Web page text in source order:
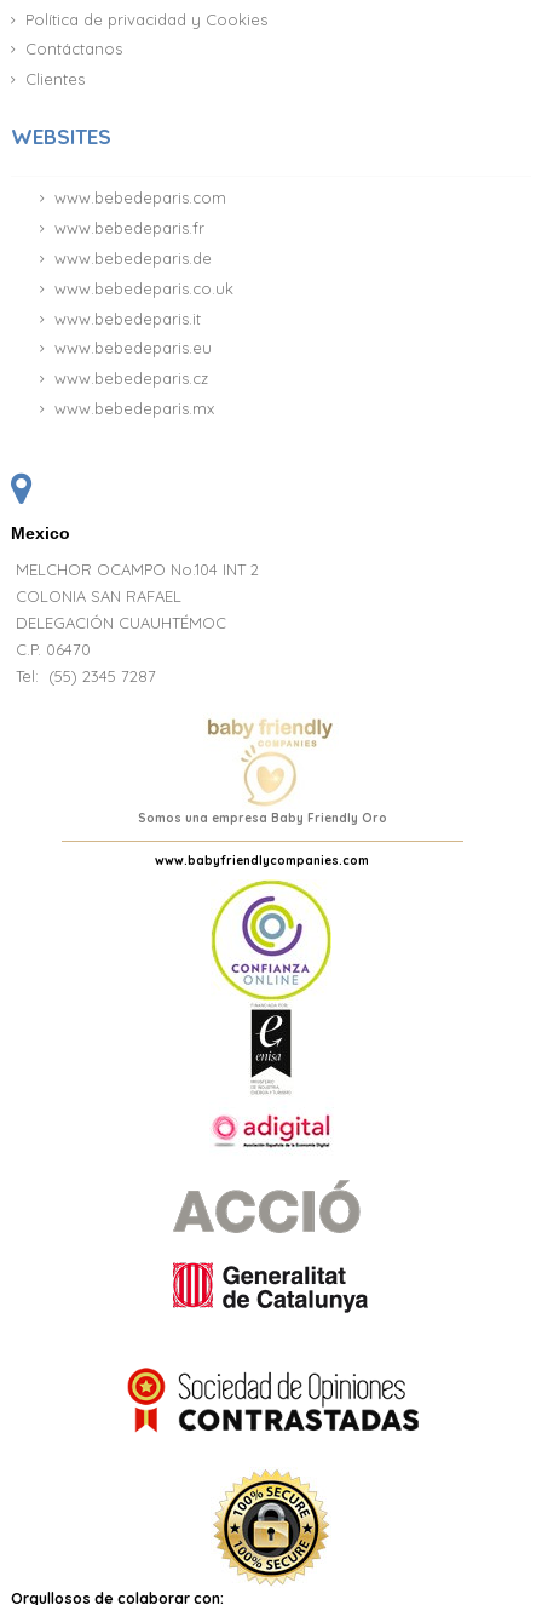
Política de privacidad y Cookies
Contáctanos
Clientes
WEBSITES
www.bebedeparis.com
www.bebedeparis.fr
www.bebedeparis.de
www.bebedeparis.co.uk
www.bebedeparis.it
www.bebedeparis.eu
www.bebedeparis.cz
www.bebedeparis.mx
Mexico
MELCHOR OCAMPO No.104 INT 2
COLONIA SAN RAFAEL
DELEGACIÓN CUAUHTÉMOC
C.P. 06470
Tel: (55) 2345 7287
Somos una empresa Baby Friendly Oro
www.babyfriendlycompanies.com
Orgullosos de colaborar con: